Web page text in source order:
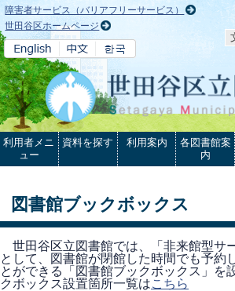
本文へ
障害者サービス（バリアフリーサービス）
世田谷区ホームページ
利用者メニ
ュー
資料を探す 利用案内
各図書館案
内
図書館ブックボックス
世田谷区立図書館では、「非来館型サ
として、図書館が閉館した時間でも予約
とができる「図書館ブックボックス」を
クボックス設置箇所一覧はこちら